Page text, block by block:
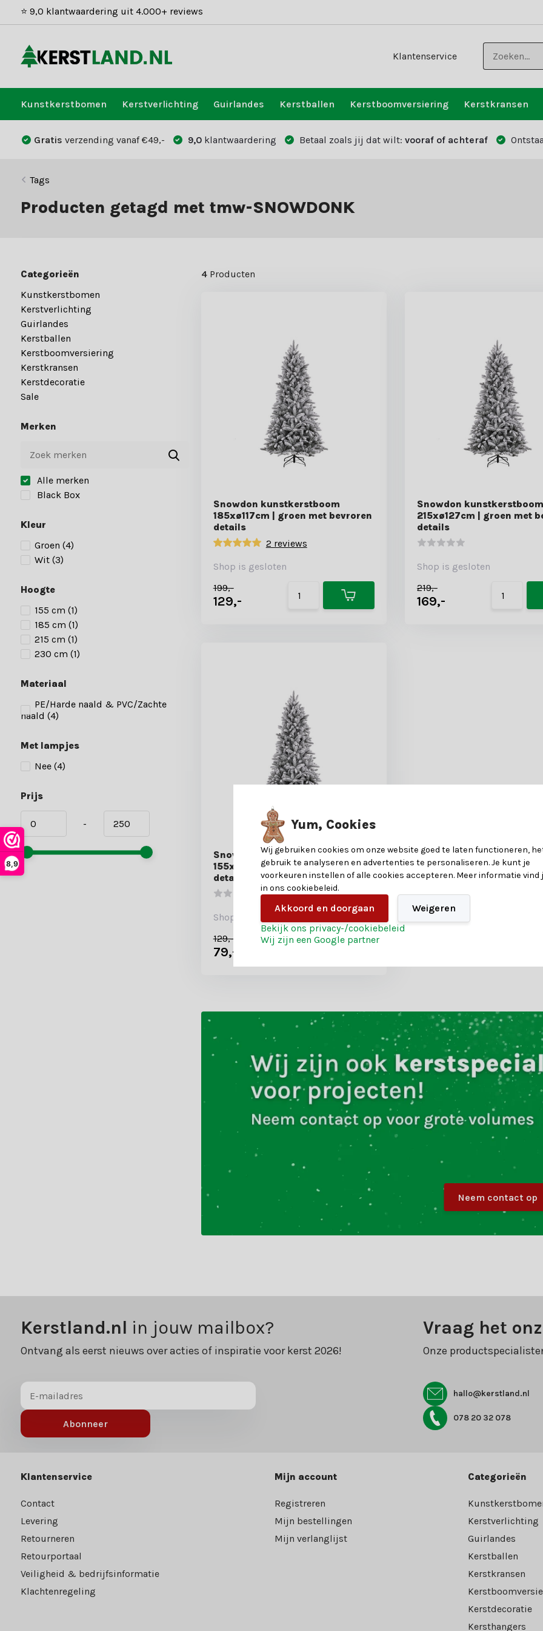
8,9
⭐ 9,0 klantwaardering uit 4.000+ reviews
Klantenservice
Kunstkerstbomen Kerstverlichting Guirlandes Kerstballen Kerstboomversiering Kerstkransen
Gratis verzending vanaf €49,- 9,0 klantwaardering Betaal zoals jij dat wilt: vooraf of achteraf
Tags
Producten getagd met tmw-SNOWDONK
Categorieën
Kunstkerstbomen
Kerstverlichting
Guirlandes
Kerstballen
Kerstboomversiering
Kerstkransen
Kerstdecoratie
Sale
Merken
Alle merken
Black Box
Kleur
Groen (4)
Wit (3)
Hoogte
155 cm (1)
185 cm (1)
215 cm (1)
230 cm (1)
Materiaal
PE/Harde naald & PVC/Zachte
naald (4)
Met lampjes
Nee (4)
Prijs
-
4Producten
Snowdon kunstkerstboom
185xø117cm | groen met bevroren
details
2 reviews
Shop is gesloten
199,-
129,-
Snowdon kunstkerstboom
215xø127cm | groen met
details
Shop is gesloten
219,-
169,-
Snowdon kunstkerstboom
155xø105cm | groen met bevroren
details
Shop is gesloten
129,-
79,-
Neem contact op
Kerstland.nl in jouw mailbox?
Ontvang als eerst nieuws over acties of inspiratie voor kerst 2026!
Abonneer
Vraag het
Onze
hallo@kerstland.nl
078 20 32 078
Klantenservice
Contact
Levering
Retourneren
Retourportaal
Veiligheid & bedrijfsinformatie
Klachtenregeling
Mijn account
Registreren
Mijn bestellingen
Mijn verlanglijst
Categorieën
Kerstverlichting
Guirlandes
Kerstballen
Kerstkransen
Kerstdecoratie
Kersthangers
Yum, Cookies
Wij gebruiken cookies om onze website goed te laten functioneren,
gebruik te analyseren en advertenties te personaliseren. Je kunt je
voorkeuren instellen of alle cookies accepteren. Meer informatie vind
in ons cookiebeleid.
Akkoord en doorgaan
Weigeren
Bekijk ons privacy-/cookiebeleid
Wij zijn een Google partner